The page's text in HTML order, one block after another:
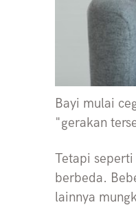
Bayi mulai
"gerakan
Tetapi
berbeda.
lainnya